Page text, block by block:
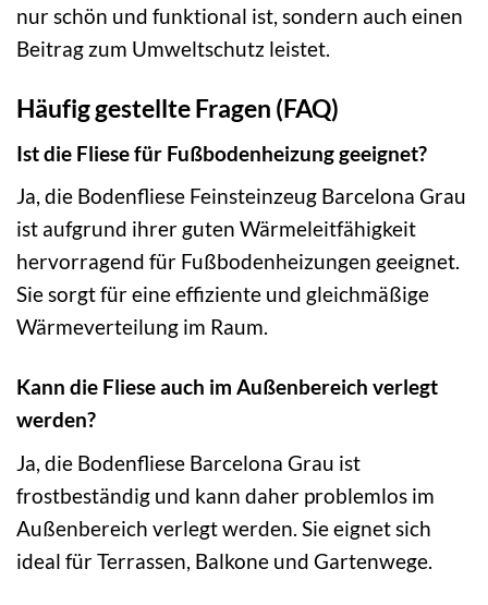
nur schön und funktional ist, sondern auch einen
Beitrag zum Umweltschutz leistet.
Häufig gestellte Fragen (FAQ)
Ist die Fliese für Fußbodenheizung geeignet?
Ja, die Bodenfliese Feinsteinzeug Barcelona Grau
ist aufgrund ihrer guten Wärmeleitfähigkeit
hervorragend für Fußbodenheizungen geeignet.
Sie sorgt für eine effiziente und gleichmäßige
Wärmeverteilung im Raum.
Kann die Fliese auch im Außenbereich verlegt
werden?
Ja, die Bodenfliese Barcelona Grau ist
frostbeständig und kann daher problemlos im
Außenbereich verlegt werden. Sie eignet sich
ideal für Terrassen, Balkone und Gartenwege.